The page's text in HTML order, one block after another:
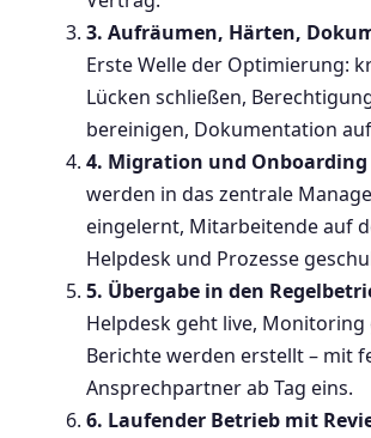
3. Aufräumen, Härten,
Erste Welle der Optimierung:
Lücken schließen,
bereinigen, Dokumentation
4. Migration und Onboarding
werden in das zentrale
eingelernt, Mitarbeitende auf
Helpdesk und Prozesse
5. Übergabe in den
Helpdesk geht live,
Berichte werden erstellt – mit
Ansprechpartner ab Tag eins.
6. Laufender Betrieb mit